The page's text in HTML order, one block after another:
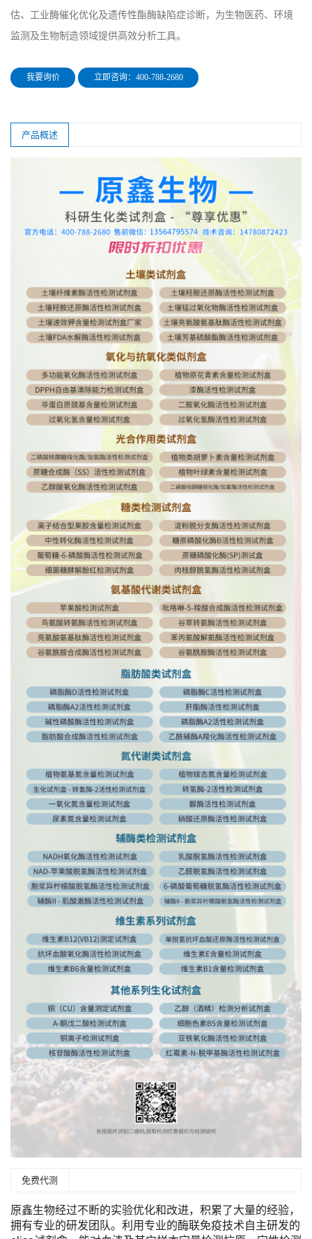
估、工业酶催化优化及遗传性酯酶缺陷症诊断，为生物医药、环境
监测及生物制造领域提供高效分析工具。
我要询价 立即咨询：400-788-2680
产品概述
免费代测
原鑫生物经过不断的实验优化和改进，积累了大量的经验，
拥有专业的研发团队。利用专业的酶联免疫技术自主研发的